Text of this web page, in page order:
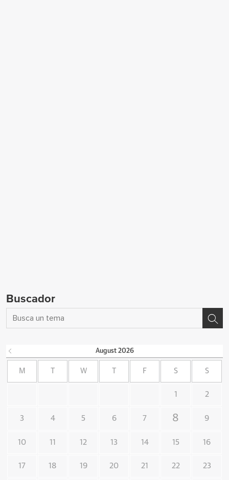
Buscador
August 2026
M W F S S
1 2
3 4 5 6 7 8 9
10 11 12 13 14 15 16
17 18 19 20 21 22 23